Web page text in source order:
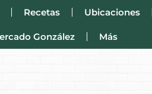
Recetas Ubicaciones
González Más